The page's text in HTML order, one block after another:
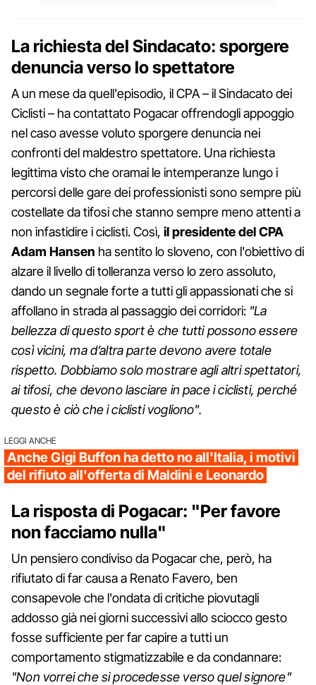
La richiesta del Sindacato: sporgere
denuncia verso lo spettatore
A un mese da quell'episodio, il CPA – il Sindacato dei
Ciclisti – ha contattato Pogacar offrendogli appoggio
nel caso avesse voluto sporgere denuncia nei
confronti del maldestro spettatore. Una richiesta
legittima visto che oramai le intemperanze lungo i
percorsi delle gare dei professionisti sono sempre più
costellate da tifosi che stanno sempre meno attenti a
non infastidire i ciclisti. Così, il presidente del CPA
Adam Hansen ha sentito lo sloveno, con l'obiettivo di
alzare il livello di tolleranza verso lo zero assoluto,
dando un segnale forte a tutti gli appassionati che si
affollano in strada al passaggio dei corridori: "La
bellezza di questo sport è che tutti possono essere
così vicini, ma d’altra parte devono avere totale
rispetto. Dobbiamo solo mostrare agli altri spettatori,
ai tifosi, che devono lasciare in pace i ciclisti, perché
questo è ciò che i ciclisti vogliono".
LEGGI ANCHE
Anche Gigi Buffon ha detto no all'Italia, i motivi
del rifiuto all'offerta di Maldini e Leonardo
La risposta di Pogacar: "Per favore
non facciamo nulla"
Un pensiero condiviso da Pogacar che, però, ha
rifiutato di far causa a Renato Favero, ben
consapevole che l'ondata di critiche piovutagli
addosso già nei giorni successivi allo sciocco gesto
fosse sufficiente per far capire a tutti un
comportamento stigmatizzabile e da condannare:
"Non vorrei che si procedesse verso quel signore"